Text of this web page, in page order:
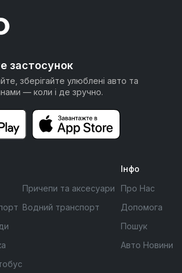
застосунок
зберігайте улюблені авто та
— коли і де зручно.
Причепи та аксесуари
Водний транспорт
Інфо
Про Нас
Допомога
Пошук
Авто Новини